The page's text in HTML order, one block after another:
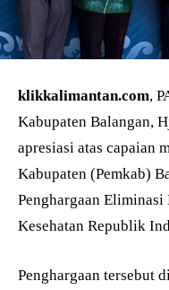
klikkalimantan.com,
Kabupaten Balangan,
apresiasi atas capaian
Kabupaten (Pemkab)
Penghargaan
Kesehatan Republik
Penghargaan tersebut